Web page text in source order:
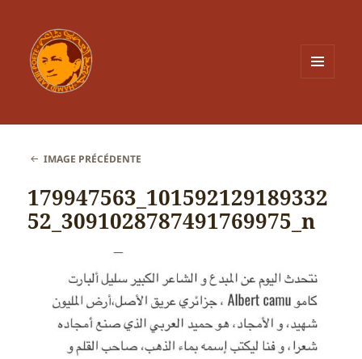
IMAGE PRÉCÉDENTE
179947563_101592129189332
52_3091028787491769975_n